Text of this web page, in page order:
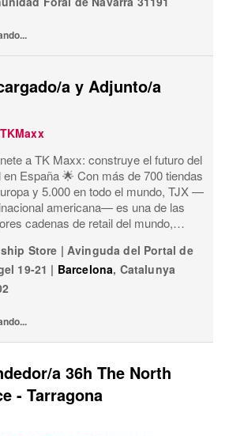
a y Adjunto/a
a TK Maxx: construye el futuro del
en España 🌟 Con más de 700 tiendas
y 5.000 en todo el mundo, TJX —
americana— es una de las
cadenas de retail del mundo,
marcas, calidad, variedad y moda
exce
Store | Avinguda del Portal de
19-21 | Barcelona, Catalunya
a 36h The North
- Tarragona